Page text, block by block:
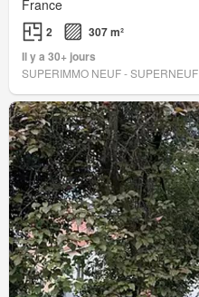
France
2
307 m²
Il y a 30+ jours
SUPERIMMO NEUF - SUPERNEUF